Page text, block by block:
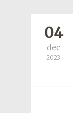
04
dec
2023